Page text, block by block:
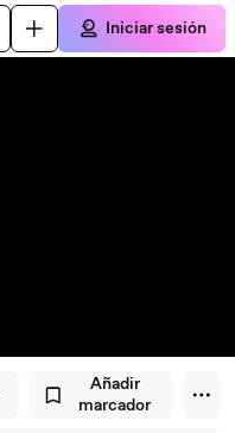
Iniciar sesión
Añadir
marcador